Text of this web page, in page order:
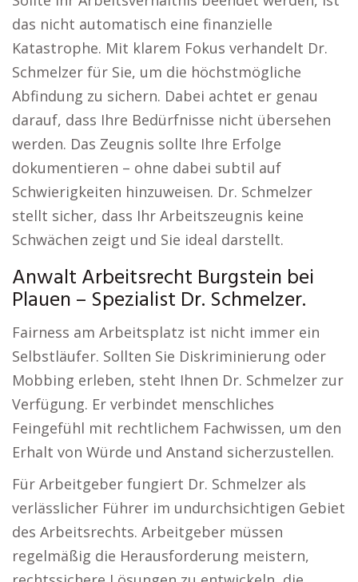
das nicht automatisch eine finanzielle
Katastrophe. Mit klarem Fokus verhandelt Dr.
Schmelzer für Sie, um die höchstmögliche
Abfindung zu sichern. Dabei achtet er genau
darauf, dass Ihre Bedürfnisse nicht übersehen
werden. Das Zeugnis sollte Ihre Erfolge
dokumentieren – ohne dabei subtil auf
Schwierigkeiten hinzuweisen. Dr. Schmelzer
stellt sicher, dass Ihr Arbeitszeugnis keine
Schwächen zeigt und Sie ideal darstellt.
Anwalt Arbeitsrecht Burgstein bei
Plauen – Spezialist Dr. Schmelzer.
Fairness am Arbeitsplatz ist nicht immer ein
Selbstläufer. Sollten Sie Diskriminierung oder
Mobbing erleben, steht Ihnen Dr. Schmelzer zur
Verfügung. Er verbindet menschliches
Feingefühl mit rechtlichem Fachwissen, um den
Erhalt von Würde und Anstand sicherzustellen.
Für Arbeitgeber fungiert Dr. Schmelzer als
verlässlicher Führer im undurchsichtigen Gebiet
des Arbeitsrechts. Arbeitgeber müssen
regelmäßig die Herausforderung meistern,